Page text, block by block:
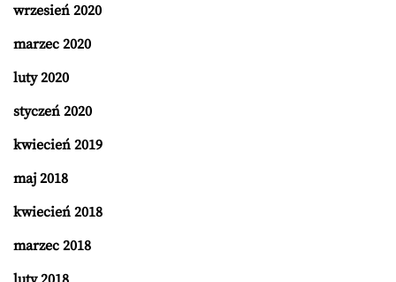
wrzesień 2020
marzec 2020
luty 2020
styczeń 2020
kwiecień 2019
maj 2018
kwiecień 2018
marzec 2018